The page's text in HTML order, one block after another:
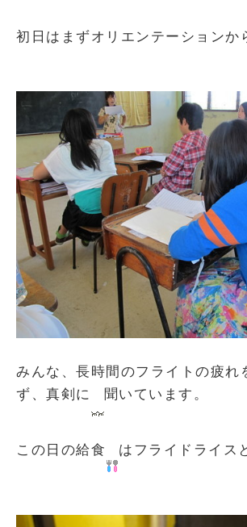
初日はまずオリエンテーションか
みんな、長時間のフライトの疲れ
ず、真剣に
聞いています。
この日の給食 はフライドライス